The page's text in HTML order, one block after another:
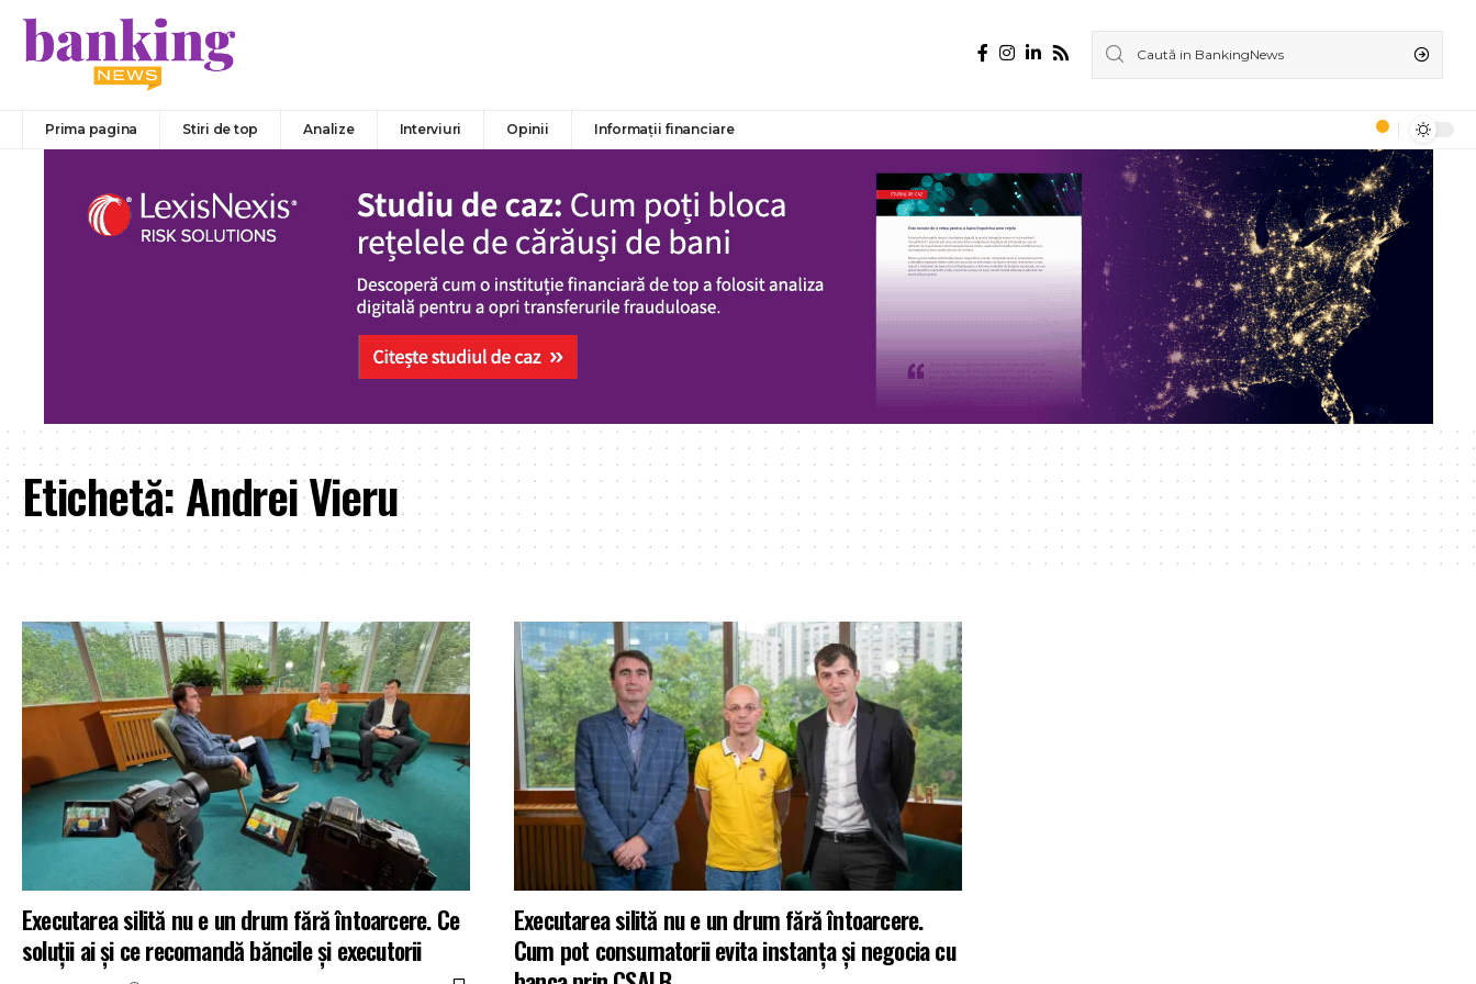
Prima pagina Stiri de top Analize Interviuri Opinii Informații financiare
Etichetă:Andrei Vieru
Executarea silită nu e un drum fără întoarcere. Ce
soluții ai și ce recomandă băncile și executorii
Executarea silită nu e un drum fără întoarcere.
Cum pot consumatorii evita instanța și negocia cu